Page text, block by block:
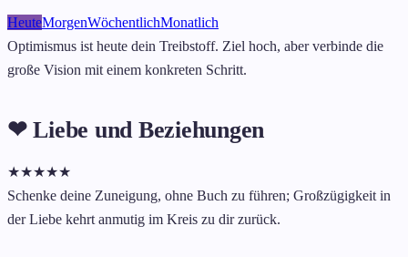
HeuteMorgenWöchentlichMonatlich
Optimismus ist heute dein Treibstoff. Ziel hoch, aber verbinde die
große Vision mit einem konkreten Schritt.
❤ Liebe und Beziehungen
★★★★★
Schenke deine Zuneigung, ohne Buch zu führen; Großzügigkeit in
der Liebe kehrt anmutig im Kreis zu dir zurück.